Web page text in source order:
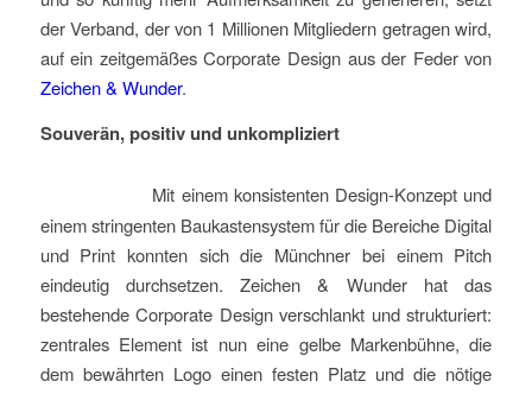
der Verband, der von 1 Millionen Mitgliedern getragen wird,
auf ein zeitgemäßes Corporate Design aus der Feder von
Zeichen & Wunder.
Souverän, positiv und unkompliziert
Mit einem konsistenten Design-Konzept und
einem stringenten Baukastensystem für die Bereiche Digital
und Print konnten sich die Münchner bei einem Pitch
eindeutig durchsetzen. Zeichen & Wunder hat das
bestehende Corporate Design verschlankt und strukturiert:
zentrales Element ist nun eine gelbe Markenbühne, die
dem bewährten Logo einen festen Platz und die nötige